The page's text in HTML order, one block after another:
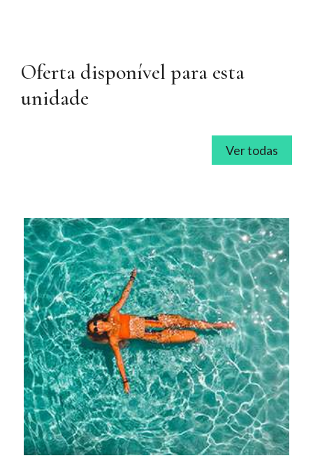
Oferta disponível para esta
unidade
Ver todas